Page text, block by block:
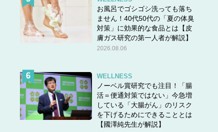
お風呂でゴシゴシ洗っても落ち
ません！40代50代の「夏の体臭
対策」に効果的な食品とは【皮
膚ガス研究の第一人者が解説】
2026.08.06
WELLNESS
ノーベル賞研究でも注目！「腸
活＝便通対策ではない」今急増
している「大腸がん」のリスク
を下げるためにできることとは
【國澤純先生が解説】